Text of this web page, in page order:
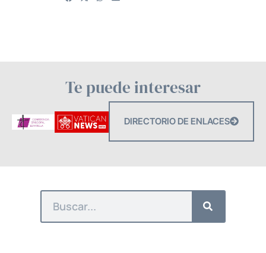
Te puede interesar
DIRECTORIO DE ENLACES